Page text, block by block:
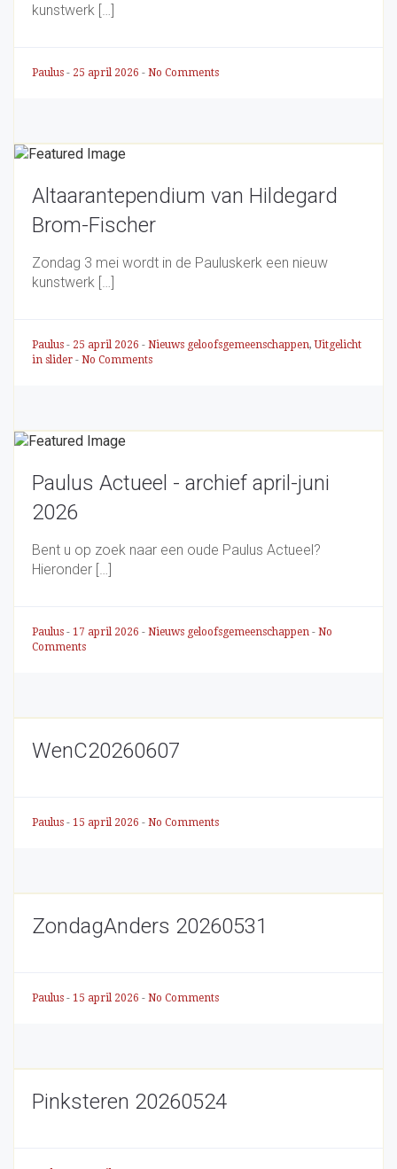
kunstwerk […]
Paulus - 25 april 2026 - No Comments
Altaarantependium van Hildegard
Brom-Fischer
Zondag 3 mei wordt in de Pauluskerk een nieuw
kunstwerk […]
Paulus - 25 april 2026 - Nieuws geloofsgemeenschappen,Uitgelicht
in slider - No Comments
Paulus Actueel - archief april-juni
2026
Bent u op zoek naar een oude Paulus Actueel?
Hieronder […]
Paulus - 17 april 2026 - Nieuws geloofsgemeenschappen - No
Comments
WenC20260607
Paulus - 15 april 2026 - No Comments
ZondagAnders 20260531
Paulus - 15 april 2026 - No Comments
Pinksteren 20260524